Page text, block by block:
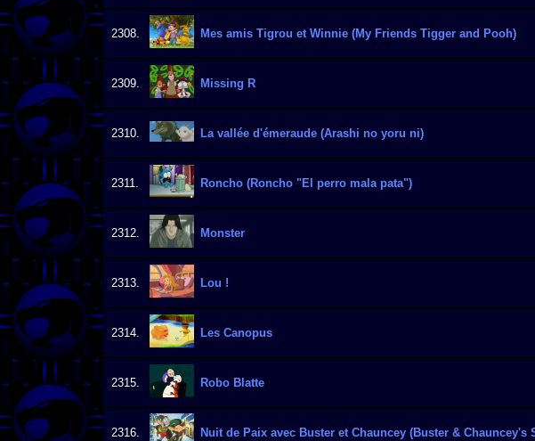
2308. Mes amis Tigrou et Winnie (My Friends Tigger and Pooh)
2309. Missing R
2310. La vallée d'émeraude (Arashi no yoru ni)
2311. Roncho (Roncho "El perro mala pata")
2312. Monster
2313. Lou !
2314. Les Canopus
2315. Robo Blatte
2316. Nuit de Paix avec Buster et Chauncey (Buster & Chauncey's